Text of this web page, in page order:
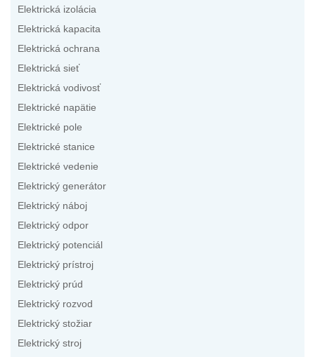
Elektrická izolácia
Elektrická kapacita
Elektrická ochrana
Elektrická sieť
Elektrická vodivosť
Elektrické napätie
Elektrické pole
Elektrické stanice
Elektrické vedenie
Elektrický generátor
Elektrický náboj
Elektrický odpor
Elektrický potenciál
Elektrický prístroj
Elektrický prúd
Elektrický rozvod
Elektrický stožiar
Elektrický stroj